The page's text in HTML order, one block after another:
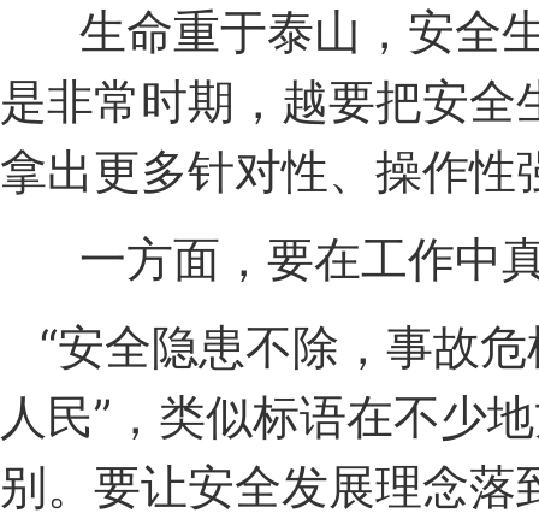
生命重于泰山，安全
是非常时期，越要把安
拿出更多针对性、操作
一方面，要在工作中
“安全隐患不除，事故
人民”，类似标语在不少
别。要让安全发展理念